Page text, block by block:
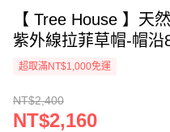
【 Tree House 】天
紫外線拉菲草帽-帽
超取滿NT$1,000免運
NT$2,400
NT$2,160